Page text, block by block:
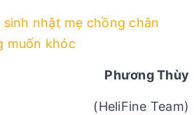
sinh nhật mẹ chồng chân
muốn khóc
Phương Thùy
(HeliFine Team)